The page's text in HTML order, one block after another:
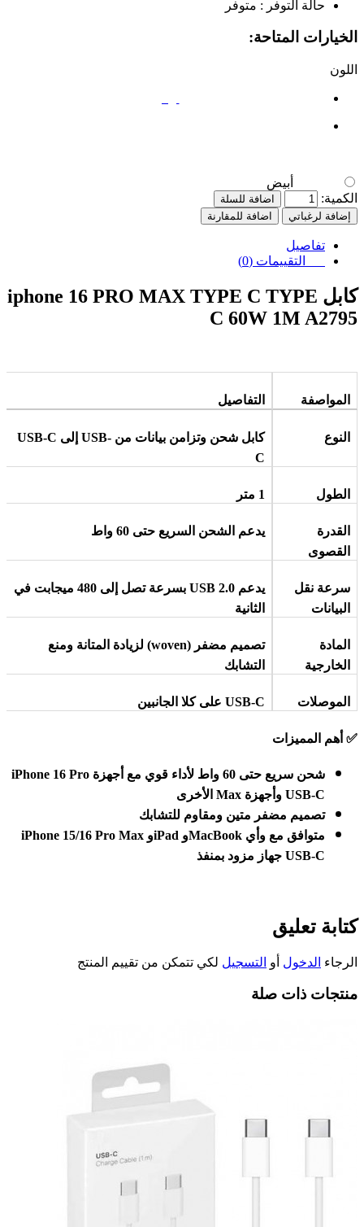
حالة التوفر : متوفر
الخيارات المتاحة:
اللون
أبيض
الكمية:
اضافة للسلة
إضافة لرغباتي
اضافة للمقارنة
تفاصيل
التقييمات (0)
كابل iphone 16 PRO MAX TYPE C TYPE
C 60W 1M A2795
المواصفة التفاصيل
النوع كابل شحن وتزامن بيانات من إلى USB-
C
الطول 1 متر
القدرة
القصوى
يدعم الشحن السريع حتى 60 واط
سرعة نقل
البيانات
يدعم
بسرعة تصل إلى 480 ميجابت في
الثانية
المادة
الخارجية
تصميم مضفر (woven)
لزيادة المتانة ومنع
التشابك
الموصلات USB-C على كلا الجانبين
✅ أهم المميزات
شحن سريع حتى 60 واط لأداء قوي مع أجهزة
iPhone 16 Pro
Max وأجهزة USB-C
الأخرى
تصميم مضفر متين ومقاوم للتشابك
متوافق مع
وiPad وMacBook وأي
جهاز مزود بمنفذ USB-C
كتابة تعليق
الرجاء الدخول أو التسجيل لكي تتمكن من تقييم المنتج
منتجات ذات صلة